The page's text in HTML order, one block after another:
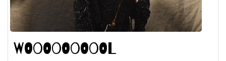
WOOOOOOOOOL